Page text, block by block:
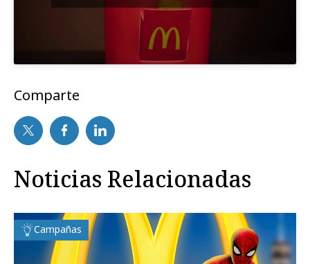
Comparte
Noticias Relacionadas
Campañas